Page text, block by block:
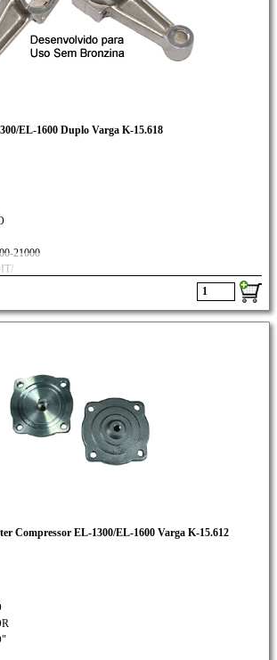
EL-1600 Duplo Varga K-15.618
21000
Compressor EL-1300/EL-1600 Varga K-15.612